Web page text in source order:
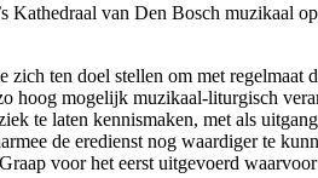
Kathedraal van Den Bosch muzikaal
ten doel stellen om met regelmaat
hoog mogelijk muzikaal-liturgisch
te laten kennismaken, met als
de eredienst nog waardiger te
voor het eerst uitgevoerd